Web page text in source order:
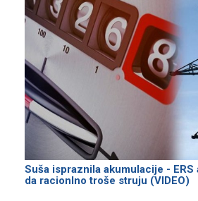
Suša ispraznila akumulacije - ERS
da racionlno troše struju (VIDEO)